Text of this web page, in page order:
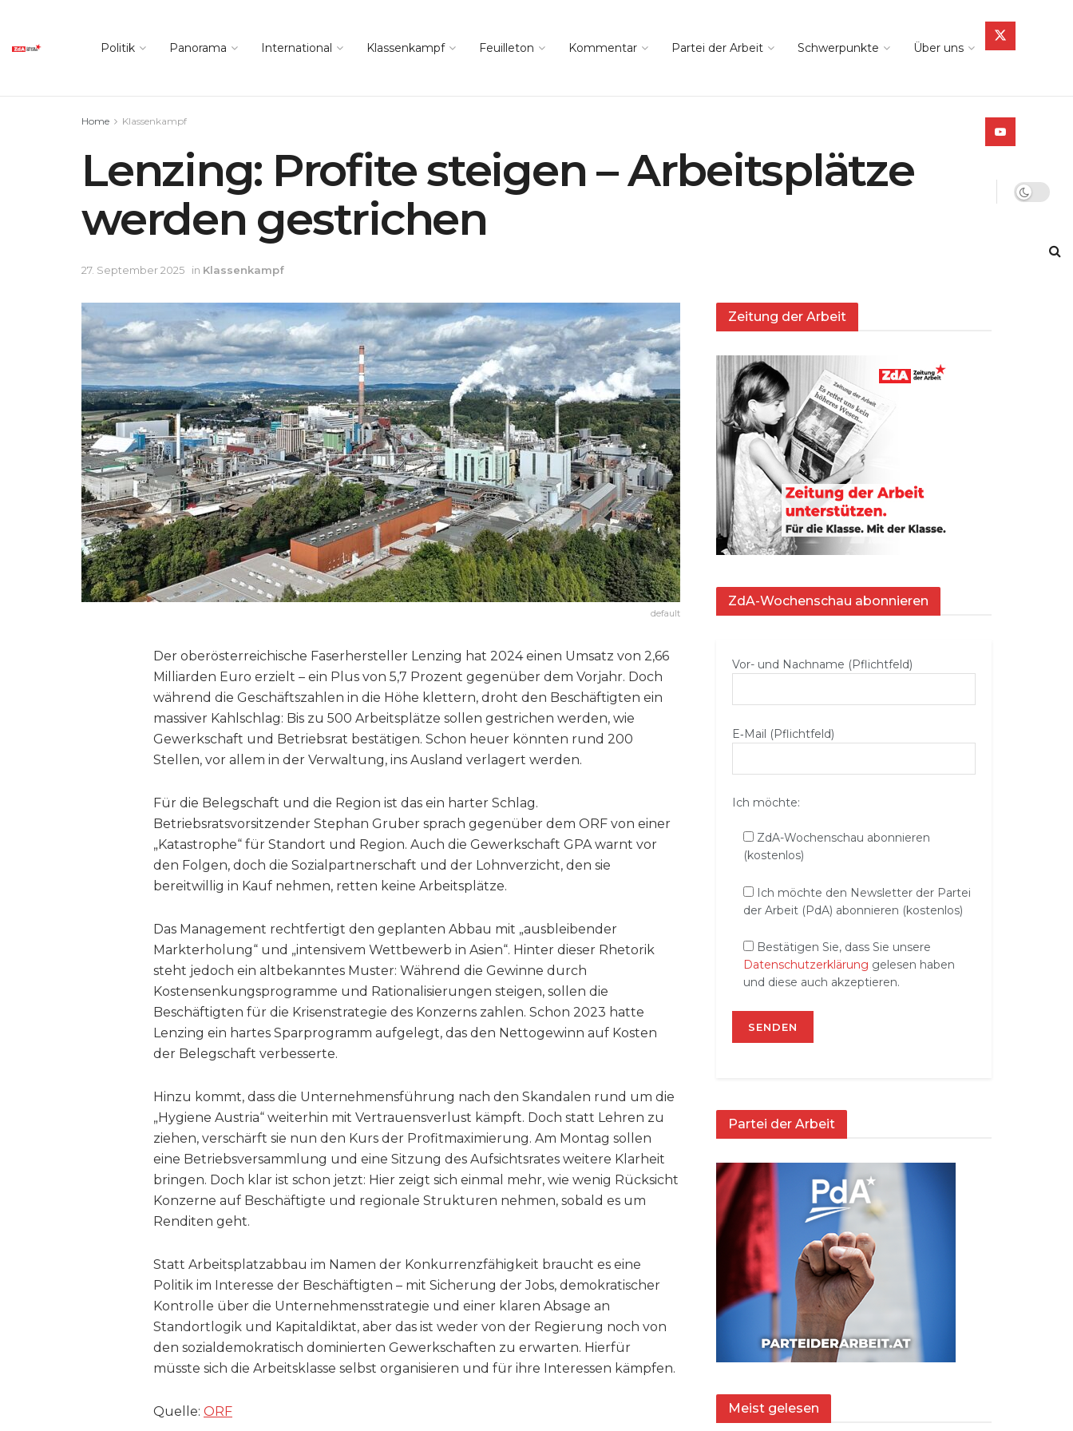
Politik Panorama International Klassenkampf Feuilleton Kommentar Partei der Arbeit Schwerpunkte Über uns
Home Klassenkampf
Lenzing: Profite steigen – Arbeitsplätze
werden gestrichen
27. September 2025 in Klassenkampf
default
Der oberösterreichische Faserhersteller Lenzing hat 2024 einen Umsatz von 2,66
Milliarden Euro erzielt – ein Plus von 5,7 Prozent gegenüber dem Vorjahr. Doch
während die Geschäftszahlen in die Höhe klettern, droht den Beschäftigten ein
massiver Kahlschlag: Bis zu 500 Arbeitsplätze sollen gestrichen werden, wie
Gewerkschaft und Betriebsrat bestätigen. Schon heuer könnten rund 200
Stellen, vor allem in der Verwaltung, ins Ausland verlagert werden.
Für die Belegschaft und die Region ist das ein harter Schlag.
Betriebsratsvorsitzender Stephan Gruber sprach gegenüber dem ORF von einer
„Katastrophe“ für Standort und Region. Auch die Gewerkschaft GPA warnt vor
den Folgen, doch die Sozialpartnerschaft und der Lohnverzicht, den sie
bereitwillig in Kauf nehmen, retten keine Arbeitsplätze.
Das Management rechtfertigt den geplanten Abbau mit „ausbleibender
Markterholung“ und „intensivem Wettbewerb in Asien“. Hinter dieser Rhetorik
steht jedoch ein altbekanntes Muster: Während die Gewinne durch
Kostensenkungsprogramme und Rationalisierungen steigen, sollen die
Beschäftigten für die Krisenstrategie des Konzerns zahlen. Schon 2023 hatte
Lenzing ein hartes Sparprogramm aufgelegt, das den Nettogewinn auf Kosten
der Belegschaft verbesserte.
Hinzu kommt, dass die Unternehmensführung nach den Skandalen rund um die
„Hygiene Austria“ weiterhin mit Vertrauensverlust kämpft. Doch statt Lehren zu
ziehen, verschärft sie nun den Kurs der Profitmaximierung. Am Montag sollen
eine Betriebsversammlung und eine Sitzung des Aufsichtsrates weitere Klarheit
bringen. Doch klar ist schon jetzt: Hier zeigt sich einmal mehr, wie wenig Rücksicht
Konzerne auf Beschäftigte und regionale Strukturen nehmen, sobald es um
Renditen geht.
Statt Arbeitsplatzabbau im Namen der Konkurrenzfähigkeit braucht es eine
Politik im Interesse der Beschäftigten – mit Sicherung der Jobs, demokratischer
Kontrolle über die Unternehmensstrategie und einer klaren Absage an
Standortlogik und Kapitaldiktat, aber das ist weder von der Regierung noch von
den sozialdemokratisch dominierten Gewerkschaften zu erwarten. Hierfür
müsste sich die Arbeitsklasse selbst organisieren und für ihre Interessen kämpfen.
Quelle: ORF
Zeitung der Arbeit
ZdA-Wochenschau abonnieren
Vor- und Nachname (Pflichtfeld)
E‑Mail (Pflichtfeld)
Ich möchte:
ZdA-Wochenschau abonnieren
(kostenlos)
Ich möchte den Newsletter der Partei
der Arbeit (PdA) abonnieren (kostenlos)
Bestätigen Sie, dass Sie unsere
Datenschutzerklärung gelesen haben
und diese auch akzeptieren.
Partei der Arbeit
Meist gelesen